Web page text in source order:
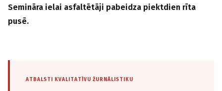
Semināra ielai asfaltētāji pabeidza piektdien rīta
pusē.
ATBALSTI KVALITATĪVU ŽURNĀLISTIKU